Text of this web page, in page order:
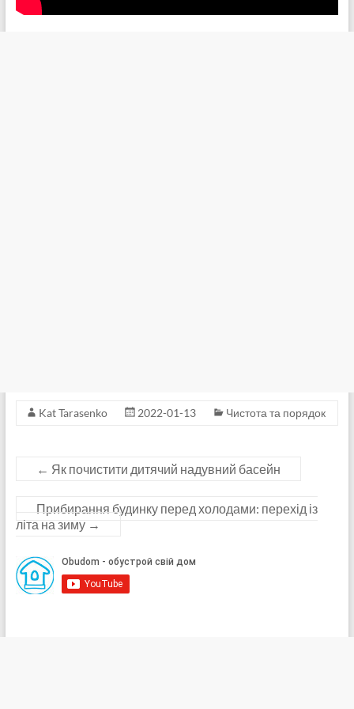
Kat Tarasenko 2022-01-13 Чистота та порядок
← Як почистити дитячий надувний басейн
Прибирання будинку перед холодами: перехід із
літа на зиму →